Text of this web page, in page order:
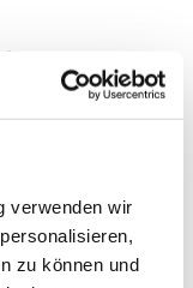
verwenden wir
zu können und
zu
Produkte außer
ermöglicht
nicht nur